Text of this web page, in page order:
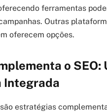
ferramentas
Outras
oferecem opções.
o SEO:
Integrada
estratégias